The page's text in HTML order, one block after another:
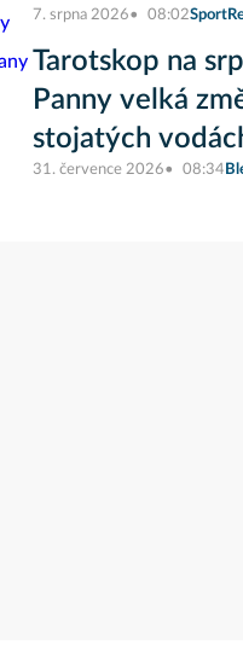
7. srpna 2026 08:02
Tarotskop na
Panny velká
stojatých
31. července 2026 08:34